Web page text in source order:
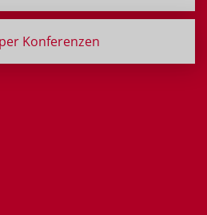
Konferenzen